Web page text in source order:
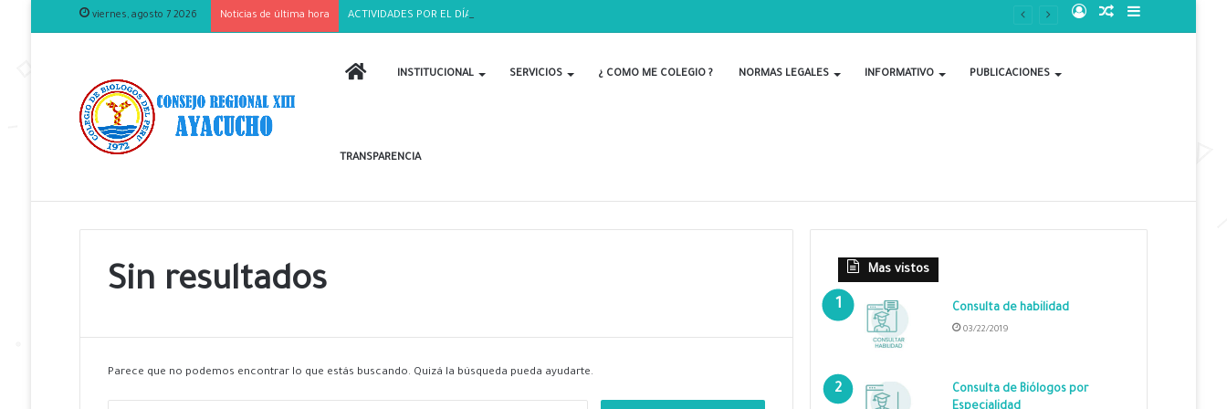
viernes, agosto 7 2026 Noticias de última hora ACTIVIDADES POR EL DÍA DEL BIOLOGO Barra
Publicación
Acceso
INICIO INSTITUCIONAL SERVICIOS ¿ COMO ME COLEGIO ? NORMAS LEGALES INFORMATIVO PUBLICACIONES
TRANSPARENCIA
Sin resultados
Parece que no podemos encontrar lo que estás buscando. Quizá la búsqueda pueda ayudarte.
Mas vistos
Consulta de habilidad
03/22/2019
Consulta de Biólogos por